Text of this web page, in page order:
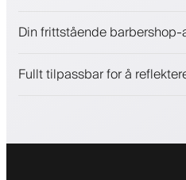
Engasjer kunder med et
Din frittstående
Fullt tilpassbar for å